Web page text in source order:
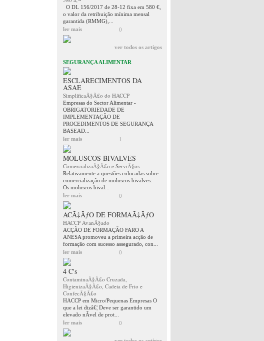
O DL 156/2017 de 28-12 fixa em 580 €,
o valor da retribuição mínima mensal
garantida (RMMG),...
ler mais
0
ver todos os artigos
SEGURANÇA ALIMENTAR
ESCLARECIMENTOS DA
ASAE
SimplificaÃ§Ã£o do HACCP
Empresas do Sector Alimentar -
OBRIGATORIEDADE DE
IMPLEMENTAÇÂO DE
PROCEDIMENTOS DE SEGURANÇA
BASEAD...
ler mais
1
MOLUSCOS BIVALVES
ComercializaÃ§Ã£o e ServiÃ§os
Relativamente a questões colocadas sobre
comercialização de moluscos bivalves:
Os moluscos bival...
ler mais
0
ACÃ‡ÃƒO DE FORMAÃ‡ÃƒO
HACCP AvanÃ§ado
ACÇÃO DE FORMAÇÃO FARO A
ANESA promoveu a primeira acção de
formação com sucesso assegurado, con...
ler mais
0
4 C's
ContaminaÃ§Ã£o Cruzada,
HigienizaÃ§Ã£o, Cadeia de Frio e
ConfecÃ§Ã£o
HACCP em Micro/Pequenas Empresas O
que a lei dizâ€¦ Deve ser garantido um
elevado nÃ­vel de prot...
ler mais
0